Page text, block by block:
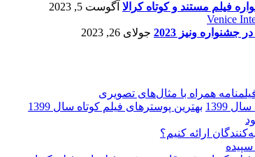
فیلم مستند و کوتاه کرالا آگوست 5, 2023
ونیز 2023 جولای 26, 2023
همراه با مثال‌های تصویری
بهترین پوسترهای فیلم کوتاه سال 1399
ارائه کنیم؟
سپیده